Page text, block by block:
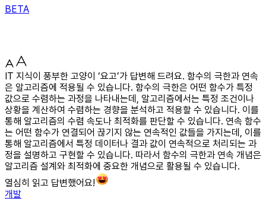
BETA
IT 지식이 풍부한 고양이 ‘요고’가 답변해 드려요. 함수의 극한과 연속
은 알고리즘에 적용될 수 있습니다. 함수의 극한은 어떤 함수가 특정
값으로 수렴하는 과정을 나타내는데, 알고리즘에서는 특정 조건이나
상황을 계산하여 수렴하는 경향을 분석하고 적용할 수 있습니다. 이를
통해 알고리즘의 수렴 속도나 최적화를 판단할 수 있습니다. 연속 함수
는 어떤 함수가 연결되어 끊기지 않는 연속적인 값들을 가지는데, 이를
통해 알고리즘에서 특정 데이터나 결과 값이 연속적으로 처리되는 과
정을 설명하고 구현할 수 있습니다. 따라서 함수의 극한과 연속 개념은
알고리즘 설계와 최적화에 중요한 개념으로 활용될 수 있습니다.
열심히 읽고 답변했어요!
개발